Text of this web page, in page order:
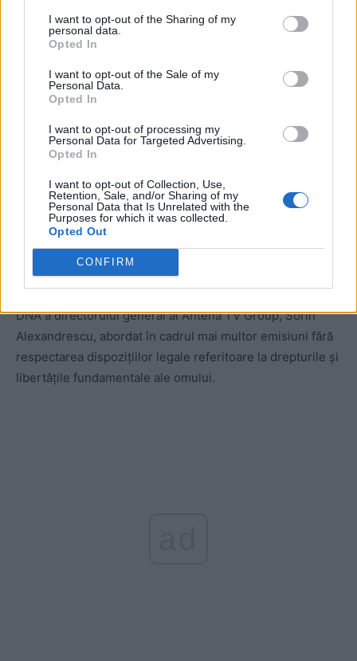
I want to opt-out of the Sharing of my
personal data.
Opted In
I want to opt-out of the Sale of my
Personal Data.
Opted In
I want to opt-out of processing my
Personal Data for Targeted Advertising.
Opted In
I want to opt-out of Collection, Use,
Retention, Sale, and/or Sharing of my
Personal Data that Is Unrelated with the
Purposes for which it was collected.
Opted Out
CONFIRM
Amenzi în 2012: 8, în valoare totală de 273.500 de lei.
Somații: 4. Cea mai mare amendă, de 150.000 de lei:
pentru încălcarea dispozițiilor legale privind respectarea
dreptului la imagine și demnitatea persoanei. S-a
constatat că moderatorii sau realizatorii mai multor
emisiuni, precum „Sinteza zilei” (Mihai Gâdea), „În gura
Radu Tudor) au utilizat un limbaj injurios, de natură să
prejudicieze aceste drepturi.
Amenzi în 2013: 6, în valoare totală de 195.000 de lei.
Somații: 8. Cea mai mare amendă, de 100.000 de lei:
DNA a directorului general al Antena TV Group, Sorin
Alexandrescu, abordat în cadrul mai multor emisiuni fără
respectarea dispozițiilor legale referitoare la drepturile și
libertățile fundamentale ale omului.